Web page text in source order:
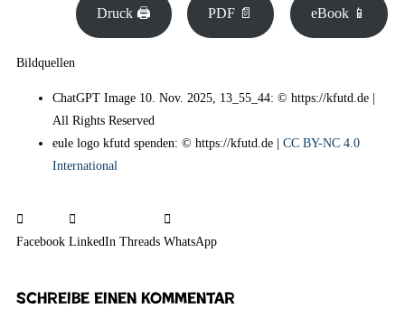
Druck 🖨 PDF 📄 eBook 📱
Bildquellen
ChatGPT Image 10. Nov. 2025, 13_55_44: © https://kfutd.de |
All Rights Reserved
eule logo kfutd spenden: © https://kfutd.de | CC BY-NC 4.0
International
Facebook LinkedIn Threads WhatsApp
Schreibe einen Kommentar